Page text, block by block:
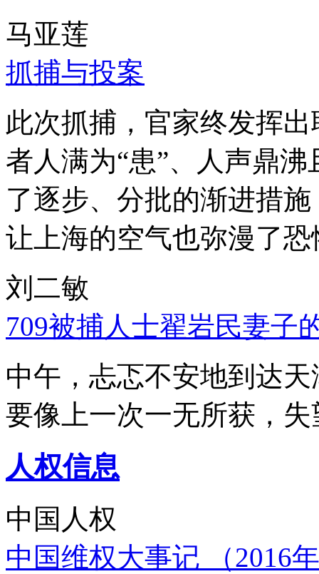
马亚莲
抓捕与投案
此次抓捕，官家终发挥
者人满为“患”、人声鼎
了逐步、分批的渐进措
让上海的空气也弥漫了
刘二敏
709被捕人士翟岩民妻子
中午，忐忑不安地到达
要像上一次一无所获，
人权信息
中国人权
中国维权大事记 （2016